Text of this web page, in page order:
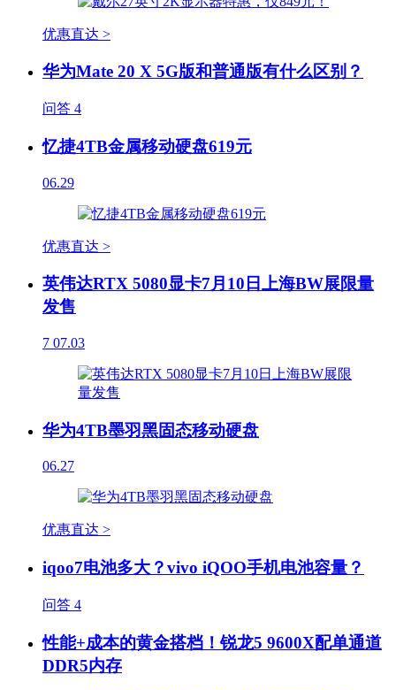
优惠直达 >
华为Mate 20 X 5G版和普通版有什么区别？
问答 4
忆捷4TB金属移动硬盘619元
06.29
优惠直达 >
英伟达RTX 5080显卡7月10日上海BW展限量
发售
7 07.03
华为4TB墨羽黑固态移动硬盘
06.27
优惠直达 >
iqoo7电池多大？vivo iQOO手机电池容量？
问答 4
性能+成本的黄金搭档！锐龙5 9600X配单通道
DDR5内存